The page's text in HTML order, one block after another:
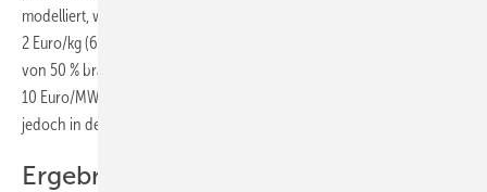
modelliert, was zum Erreichen von Wasserstoffproduktionskosten von
2 Euro/kg (6 Ct/kWh
von 50 % bräuchte es dafür durchschnittliche Stromkosten von
10 Euro/MWh (1 Ct/kWh) – die Annahme so niedriger Stromkosten sei
jedoch in den kommenden Jahren unrealistisch.
Ergebnisse und Annahmen der